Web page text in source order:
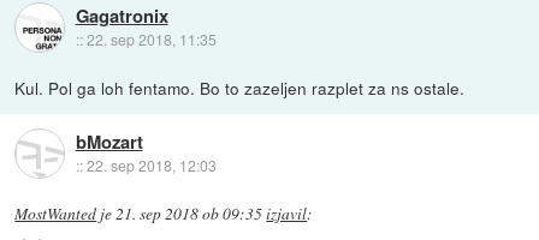
Gagatronix
::22. sep 2018, 11:35
Kul. Pol ga loh fentamo. Bo to zazeljen razplet za ns ostale.
bMozart
::22. sep 2018, 12:03
MostWanted je21. sep 2018 ob 09:35izjavil: